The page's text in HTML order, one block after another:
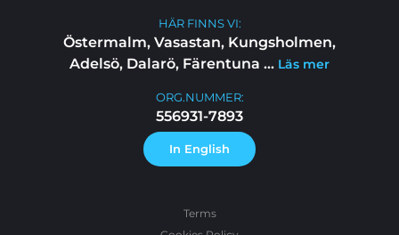
ORG.NUMMER:
556931-7893
In English
HÄR FINNS VI:
Östermalm, Vasastan, Kungsholmen,
Adelsö, Dalarö, Färentuna ... Läs mer
Terms